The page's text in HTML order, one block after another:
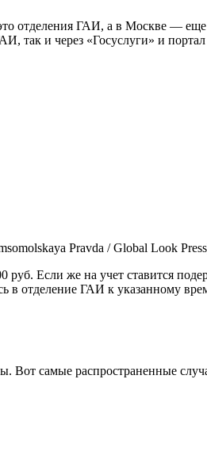
это отделения ГАИ, а в Москве —
так и через «Госуслуги» и
Pravda / Global Look
руб. Если же на учет ставится
отделение ГАИ к указанному
самые распространенные